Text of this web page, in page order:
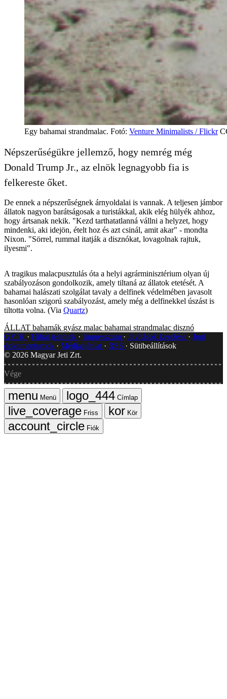
Egy bahamai strandmalac. Fotó: Venture Minimalists / Flickr
Népszerűségükre jellemző, hogy nemrég még
Donald Trump Jr., az elnök legnagyobb fia is
felkereste őket.
De ennek a népszerűségnek árnyoldalai is vannak. A teljesen jámbor
állatok nagyon barátságosak a turistákkal, akik elég hülyék ahhoz,
hogy ártsanak nekik. "Kezd tarthatatlanná vállni a helyzet, hogy
mindenki, aki idejön, ételt hoz és azt csinál, amit akar" - mondta
Nixon. "Sörrel, rummal itatják a disznókat, lovagolnak rajtuk,
ilyesmi".
A tragikus malacpusztulás óta a helyi agrárminisztérium olyan új
szabályozáson gondolkozik, amely tiltaná az állatok etetését. A
bahamai halászati szolgálat tavaly a delfinek védelmében javasolt
hasonlóan szigorú szabályozást, amely még a delfinekkel úszást is
tiltotta volna. (Via Quartz)
ÁLLAT bahamák gyász malac bahamai strandmalac disznó
GYIK
Hibát jelentek Impresszum Javítások kezelése
Jogi
dokumentumok
Médiaajánlat RSS
Sütibeállítások
© 2026 Magyar Jeti Zrt.
Vége
Menü
Címlap
Friss
Kör
Fiók